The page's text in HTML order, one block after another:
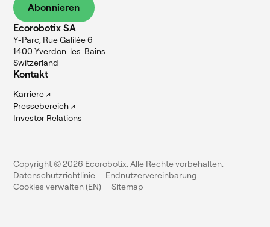
Ecorobotix SA
Y-Parc, Rue Galilée 6
1400 Yverdon-les-Bains
Switzerland
Kontakt
Karriere ↗
Pressebereich ↗
Investor Relations
Abonnieren
Copyright © 2026 Ecorobotix. Alle Rechte vorbehalten.
Datenschutzrichtlinie
Endnutzervereinbarung
Cookies verwalten (EN)
Sitemap